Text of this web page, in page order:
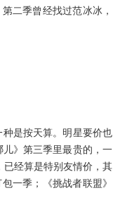
二季曾经找过范冰冰，
是按天算。明星要价也
》第三季里最贵的，一
经算是特别友情价，其
一季；《挑战者联盟》